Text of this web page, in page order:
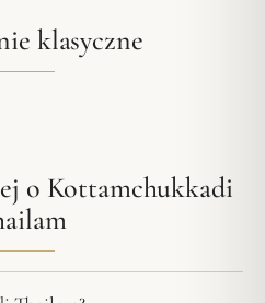
klasyczne
o Kottamchukkadi